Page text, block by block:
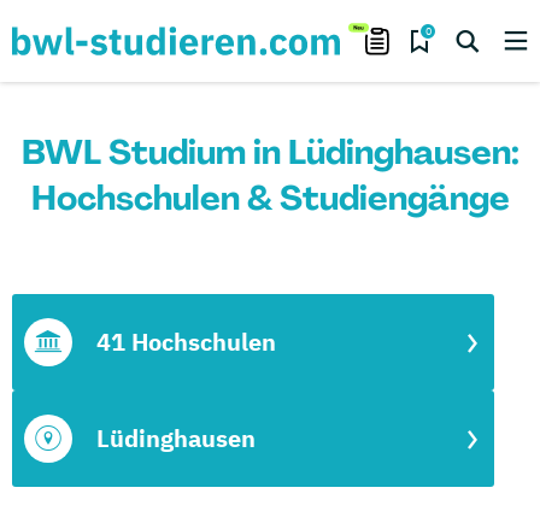
0
BWL Studium in Lüdinghausen:
Hochschulen & Studiengänge
Lüdinghausen
41 Hochschulen